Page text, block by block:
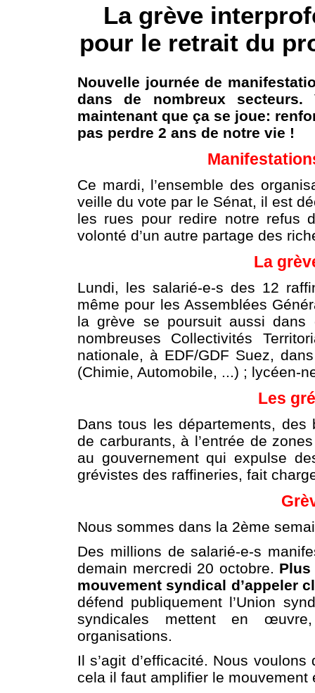
La grève
pour le retrait du
Nouvelle journée de
dans de nombreux
maintenant que ça se joue:
pas perdre 2 ans de notre vie !
Ce mardi, l’ensemble des
veille du vote par le Sénat, il est
les rues pour redire notre refus
volonté d’un autre partage des
La
Lundi, les salarié-e-s des 12
même pour les Assemblées
la grève se poursuit aussi dans
nombreuses Collectivités
nationale, à EDF/GDF Suez,
(Chimie, Automobile, ...) ; lycéen-
Les
Dans tous les départements,
de carburants, à l’entrée de
au gouvernement qui expulse
grévistes des raffineries, fait
Nous sommes dans la 2ème
Des millions de salarié-e-s
demain mercredi 20 octobre.
mouvement syndical d’appeler
défend publiquement l’Union
syndicales mettent en
organisations.
Il s’agit d’efficacité. Nous
cela il faut amplifier le